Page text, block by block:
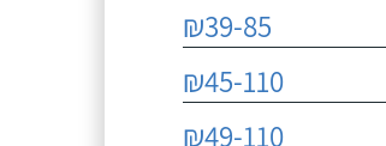
₪39-85
₪45-110
₪49-110